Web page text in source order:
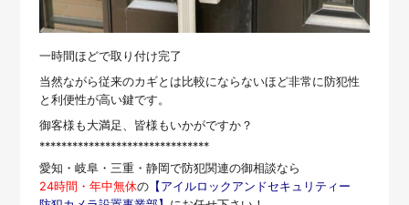
一時間ほどで取り付け完了
当然ながら従来のカギとは比較にならないほど非常に防犯性
と利便性が高い鍵です。
御客様も大満足、皆様もいかがですか？
*******************************
愛知・岐阜・三重・静岡で防犯関連の御相談なら
24時間・年中無休の【アイルロックアンドセキュリティー